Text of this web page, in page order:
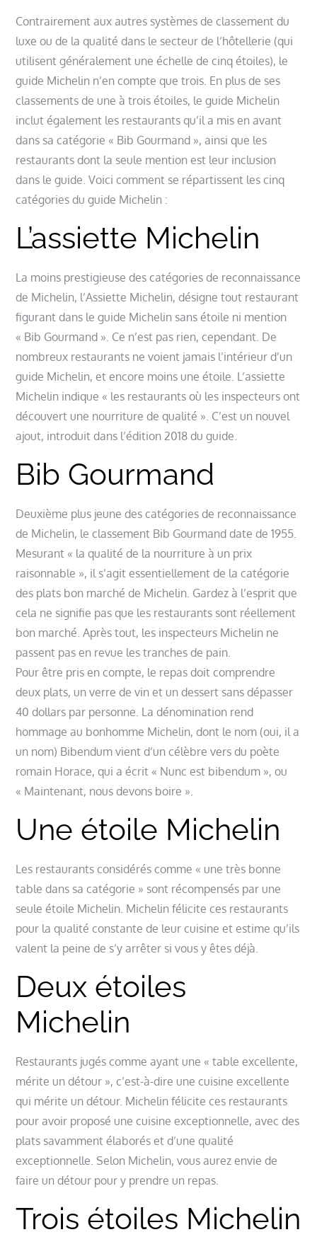
Contrairement aux autres systèmes de classement du
luxe ou de la qualité dans le secteur de l’hôtellerie (qui
utilisent généralement une échelle de cinq étoiles), le
guide Michelin n’en compte que trois. En plus de ses
classements de une à trois étoiles, le guide Michelin
inclut également les restaurants qu’il a mis en avant
dans sa catégorie « Bib Gourmand », ainsi que les
restaurants dont la seule mention est leur inclusion
dans le guide. Voici comment se répartissent les cinq
catégories du guide Michelin :
L’assiette Michelin
La moins prestigieuse des catégories de reconnaissance
de Michelin, l’Assiette Michelin, désigne tout restaurant
figurant dans le guide Michelin sans étoile ni mention
« Bib Gourmand ». Ce n’est pas rien, cependant. De
nombreux restaurants ne voient jamais l’intérieur d’un
guide Michelin, et encore moins une étoile. L’assiette
Michelin indique « les restaurants où les inspecteurs ont
découvert une nourriture de qualité ». C’est un nouvel
ajout, introduit dans l’édition 2018 du guide.
Bib Gourmand
Deuxième plus jeune des catégories de reconnaissance
de Michelin, le classement Bib Gourmand date de 1955.
Mesurant « la qualité de la nourriture à un prix
raisonnable », il s’agit essentiellement de la catégorie
des plats bon marché de Michelin. Gardez à l’esprit que
cela ne signifie pas que les restaurants sont réellement
bon marché. Après tout, les inspecteurs Michelin ne
passent pas en revue les tranches de pain.
Pour être pris en compte, le repas doit comprendre
deux plats, un verre de vin et un dessert sans dépasser
40 dollars par personne. La dénomination rend
hommage au bonhomme Michelin, dont le nom (oui, il a
un nom) Bibendum vient d’un célèbre vers du poète
romain Horace, qui a écrit « Nunc est bibendum », ou
« Maintenant, nous devons boire ».
Une étoile Michelin
Les restaurants considérés comme « une très bonne
table dans sa catégorie » sont récompensés par une
seule étoile Michelin. Michelin félicite ces restaurants
pour la qualité constante de leur cuisine et estime qu’ils
valent la peine de s’y arrêter si vous y êtes déjà.
Deux étoiles
Michelin
Restaurants jugés comme ayant une « table excellente,
mérite un détour », c’est-à-dire une cuisine excellente
qui mérite un détour. Michelin félicite ces restaurants
pour avoir proposé une cuisine exceptionnelle, avec des
plats savamment élaborés et d’une qualité
exceptionnelle. Selon Michelin, vous aurez envie de
faire un détour pour y prendre un repas.
Trois étoiles Michelin